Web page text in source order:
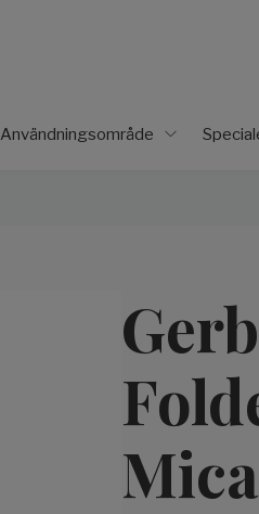
Användningsområde